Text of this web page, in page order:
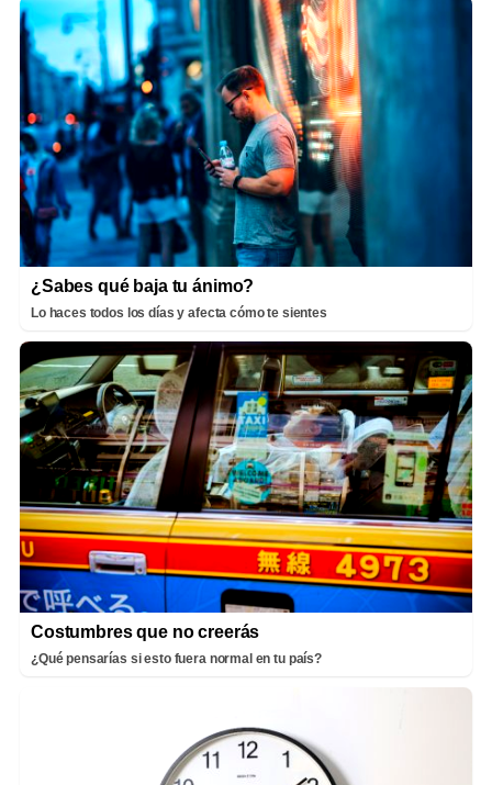
¿Sabes qué baja tu ánimo?
Lo haces todos los días y afecta cómo te sientes
Costumbres que no creerás
¿Qué pensarías si esto fuera normal en tu país?